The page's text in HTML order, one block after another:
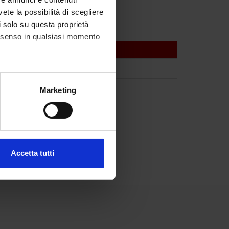
la possibilità di scegliere
su questa proprietà
in qualsiasi momento
metro,Marketing
Accetta tutti